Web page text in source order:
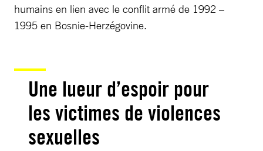
humains en lien avec le conflit armé de 1992 –
1995 en Bosnie-Herzégovine.
Une lueur d’espoir pour
les victimes de violences
sexuelles